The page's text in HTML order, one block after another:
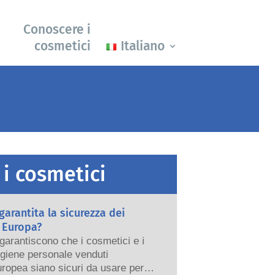
Conoscere i
cosmetici
Italiano
i cosmetici
la sicurezza dei
che i cosmetici e i
personale venduti
siano sicuri da usare per le